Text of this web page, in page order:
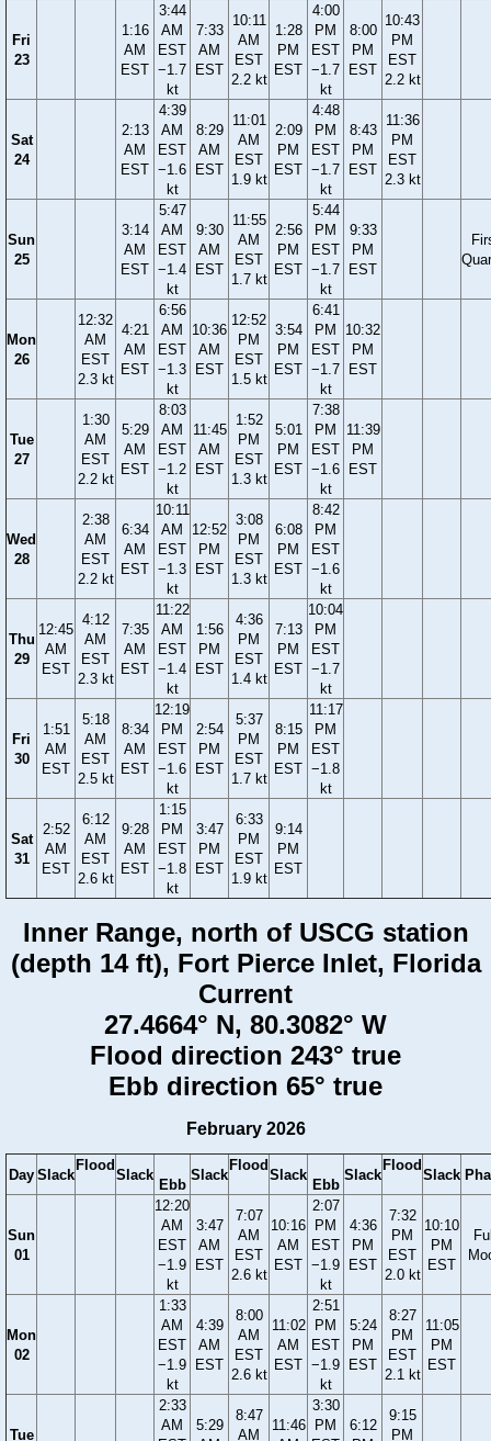
Fri
23
1:16
AM
EST
3:44
AM
EST
−1.7
kt
7:33
AM
EST
10:11
AM
EST
2.2 kt
1:28
PM
EST
4:00
PM
EST
−1.7
kt
8:00
PM
EST
10:43
PM
EST
2.2 kt
Sat
24
2:13
AM
EST
4:39
AM
EST
−1.6
kt
8:29
AM
EST
11:01
AM
EST
1.9 kt
2:09
PM
EST
4:48
PM
EST
−1.7
kt
8:43
PM
EST
11:36
PM
EST
2.3 kt
Sun
25
3:14
AM
EST
5:47
AM
EST
−1.4
kt
9:30
AM
EST
11:55
AM
EST
1.7 kt
2:56
PM
EST
5:44
PM
EST
−1.7
kt
9:33
PM
EST
Mon
26
12:32
AM
EST
2.3 kt
4:21
AM
EST
6:56
AM
EST
−1.3
kt
10:36
AM
EST
12:52
PM
EST
1.5 kt
3:54
PM
EST
6:41
PM
EST
−1.7
kt
10:32
PM
EST
Tue
27
1:30
AM
EST
2.2 kt
5:29
AM
EST
8:03
AM
EST
−1.2
kt
11:45
AM
EST
1:52
PM
EST
1.3 kt
5:01
PM
EST
7:38
PM
EST
−1.6
kt
11:39
PM
EST
Wed
28
2:38
AM
EST
2.2 kt
6:34
AM
EST
10:11
AM
EST
−1.3
kt
12:52
PM
EST
3:08
PM
EST
1.3 kt
6:08
PM
EST
8:42
PM
EST
−1.6
kt
Thu
29
12:45
AM
EST
4:12
AM
EST
2.3 kt
7:35
AM
EST
11:22
AM
EST
−1.4
kt
1:56
PM
EST
4:36
PM
EST
1.4 kt
7:13
PM
EST
10:04
PM
EST
−1.7
kt
Fri
30
1:51
AM
EST
5:18
AM
EST
2.5 kt
8:34
AM
EST
12:19
PM
EST
−1.6
kt
2:54
PM
EST
5:37
PM
EST
1.7 kt
8:15
PM
EST
11:17
PM
EST
−1.8
kt
Sat
31
2:52
AM
EST
6:12
AM
EST
2.6 kt
9:28
AM
EST
1:15
PM
EST
−1.8
kt
3:47
PM
EST
6:33
PM
EST
1.9 kt
9:14
PM
EST
Inner Range, north of USCG station
(depth 14 ft), Fort Pierce Inlet, Florida
Current
27.4664° N, 80.3082° W
Flood direction 243° true
Ebb direction 65° true
February 2026
Day Slack
Flood
Slack
Ebb
Slack
Flood
Slack
Ebb
Slack
Flood
Slack
Sun
01
12:20
AM
EST
−1.9
kt
3:47
AM
EST
7:07
AM
EST
2.6 kt
10:16
AM
EST
2:07
PM
EST
−1.9
kt
4:36
PM
EST
7:32
PM
EST
2.0 kt
10:10
PM
EST
Mon
02
1:33
AM
EST
−1.9
kt
4:39
AM
EST
8:00
AM
EST
2.6 kt
11:02
AM
EST
2:51
PM
EST
−1.9
kt
5:24
PM
EST
8:27
PM
EST
2.1 kt
11:05
PM
EST
Tue
2:33
AM
5:29
8:47
AM
11:46
3:30
PM
6:12
9:15
PM